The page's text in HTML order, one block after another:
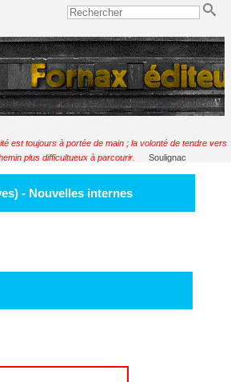
est toujours à portée de main ; la volonté de tendre vers
plus difficultueux à parcourir.
Soulignac
- Nouvelles internes